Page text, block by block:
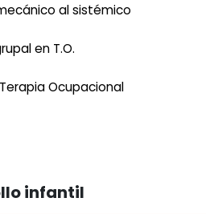
al sistémico
en T.O.
Ocupacional
infantil